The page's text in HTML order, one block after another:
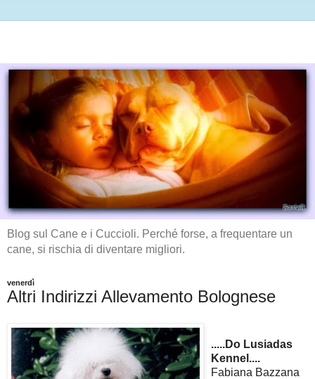
Blog sul Cane e i Cuccioli. Perché forse, a frequentare un
cane, si rischia di diventare migliori.
venerdì
Altri Indirizzi Allevamento Bolognese
.....Do Lusiadas
Kennel....
Fabiana Bazzana